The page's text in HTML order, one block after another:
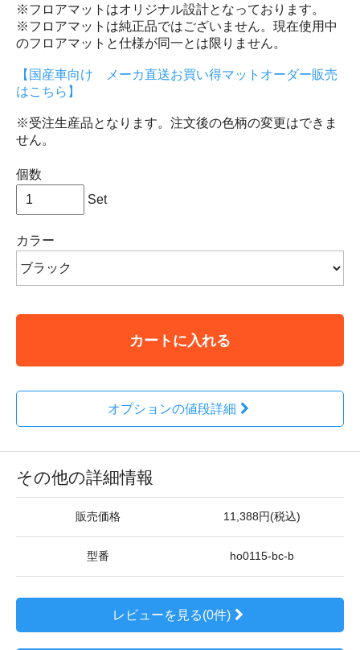
※フロアマットはオリジナル設計となっております。
※フロアマットは純正品ではございません。現在使用中
のフロアマットと仕様が同一とは限りません。
【国産車向け メーカ直送お買い得マットオーダー販売
はこちら】
※受注生産品となります。注文後の色柄の変更はできま
せん。
個数
Set
カラー
カートに入れる
オプションの値段詳細
その他の詳細情報
販売価格 11,388円(税込)
型番 ho0115-bc-b
レビューを見る(0件)